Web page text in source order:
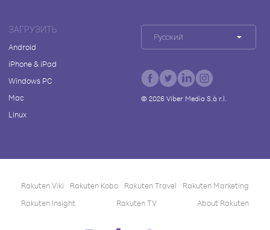
ЗАГРУЗИТЬ
Android
iPhone & iPad
Windows PC
Mac
Linux
Русский
© 2026Viber Media S.à r.l.
Rakuten Viki Rakuten Kobo Rakuten Travel
Rakuten Marketing
Rakuten Insight
Rakuten TV About Rakuten